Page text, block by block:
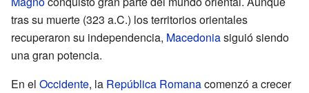
tras su muerte (323 a.C.) los territorios orientales
recuperaron su independencia, Macedoniasiguió siendo
una gran potencia.
En el Occidente, la República Romanacomenzó a crecer